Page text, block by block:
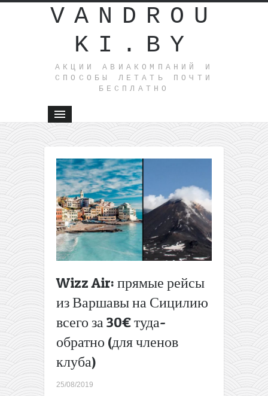
VANDROU
KI.BY
АКЦИИ АВИАКОМПАНИЙ И
СПОСОБЫ ЛЕТАТЬ ПОЧТИ
БЕСПЛАТНО
Wizz Air: прямые рейсы
из Варшавы на Сицилию
всего за 30€ туда-
обратно (для членов
клуба)
25/08/2019
на
или в
всего за
сторону
акциям:
4 города